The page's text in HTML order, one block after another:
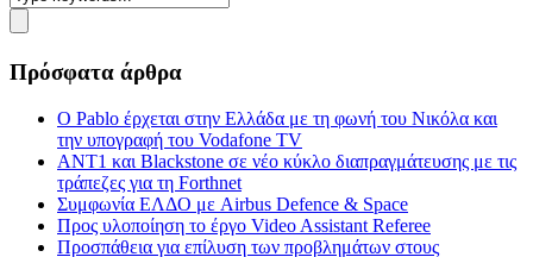
Πρόσφατα άρθρα
Ο Pablo έρχεται στην Ελλάδα με τη φωνή του Νικόλα και
την υπογραφή του Vodafone TV
ΑΝΤ1 και Blackstone σε νέο κύκλο διαπραγμάτευσης με τις
τράπεζες για τη Forthnet
Συμφωνία ΕΛΔΟ με Airbus Defence & Space
Προς υλοποίηση το έργο Video Assistant Referee
Προσπάθεια για επίλυση των προβλημάτων στους